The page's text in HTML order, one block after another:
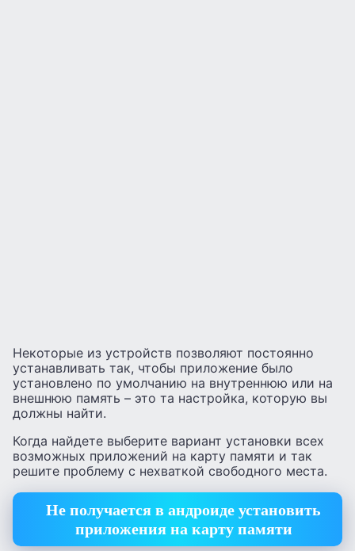
Некоторые из устройств позволяют постоянно
устанавливать так, чтобы приложение было
установлено по умолчанию на внутреннюю или на
внешнюю память – это та настройка, которую вы
должны найти.
Когда найдете выберите вариант установки всех
возможных приложений на карту памяти и так
решите проблему с нехваткой свободного места.
Не получается в андроиде установить
приложения на карту памяти